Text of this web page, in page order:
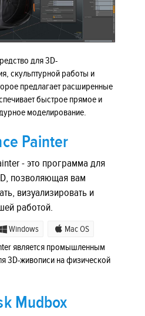
для 3D-
скульптурной работы и
предлагает расширенные
быстрое прямое и
моделирование.
Painter
- это программа для
позволяющая вам
визуализировать и
работой.
Windows Mac OS
является промышленным
3D-живописи на физической
Mudbox